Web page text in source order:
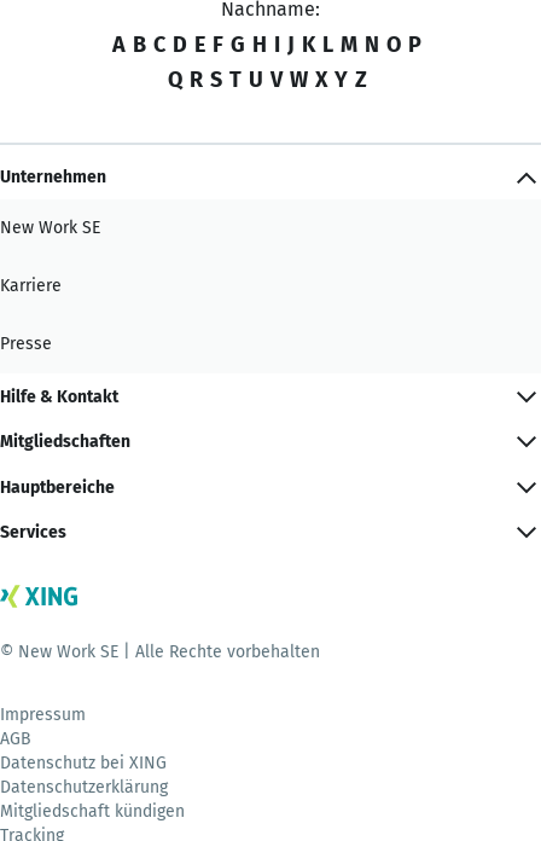
Nachname:
A B C D E F G H I J K L M N O P
Q R S T U V W X Y Z
Unternehmen
New Work SE
Karriere
Presse
Hilfe & Kontakt
Mitgliedschaften
Hauptbereiche
Services
© New Work SE | Alle Rechte vorbehalten
Impressum
AGB
Datenschutz bei XING
Datenschutzerklärung
Mitgliedschaft kündigen
Tracking